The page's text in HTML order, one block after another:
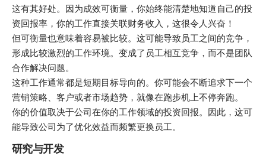
这有其好处。因为成效可衡量，你始终能清楚地知道自己的投
资回报率，你的工作直接关联财务收入，这很令人兴奋！
但可衡量也意味着容易被比较。这可能导致员工之间的竞争，
形成比较激烈的工作环境。变成了员工相互竞争，而不是团队
合作解决问题。
这种工作通常都是短期目标导向的。你可能会不断追求下一个
营销策略、客户或者市场趋势，就像在跑步机上不停奔跑。
你的价值取决于公司在你的工作领域的投资回报。因此，这可
能导致公司为了优化效益而频繁更换员工。
研究与开发